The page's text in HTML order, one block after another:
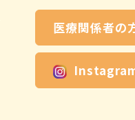
医療関係者の